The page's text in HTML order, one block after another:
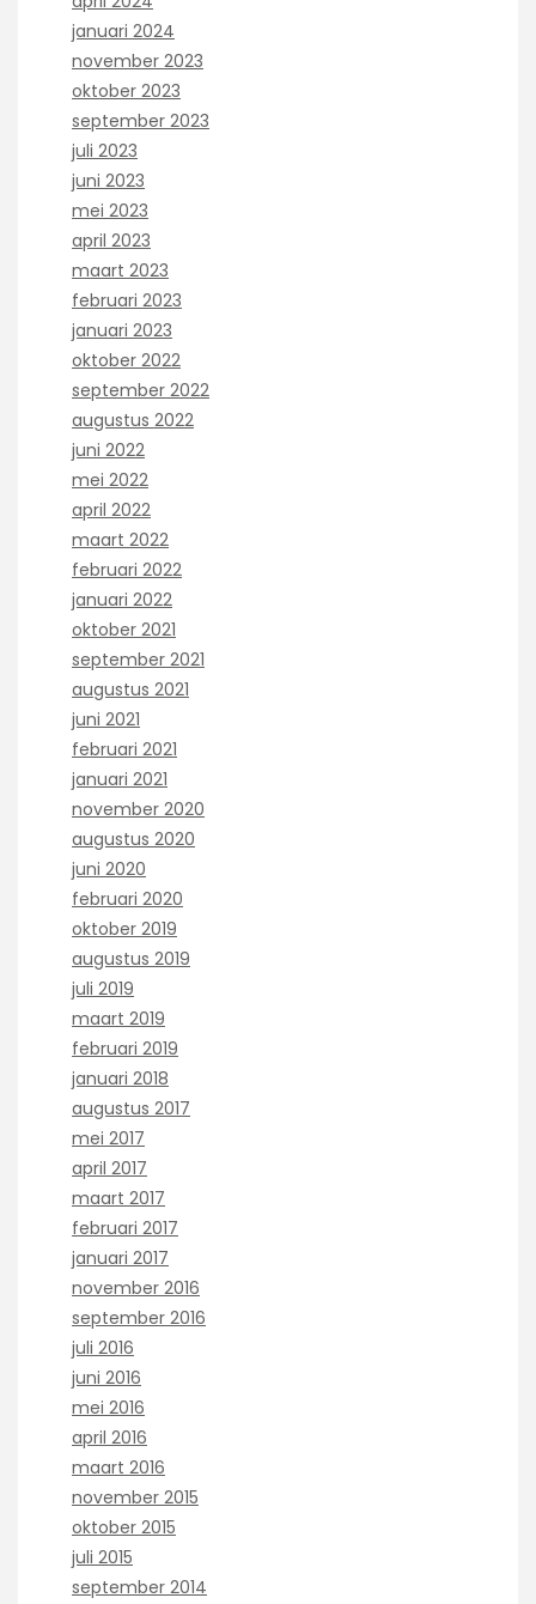
januari 2024
november 2023
oktober 2023
september 2023
juli 2023
juni 2023
mei 2023
april 2023
maart 2023
februari 2023
januari 2023
oktober 2022
september 2022
augustus 2022
juni 2022
mei 2022
april 2022
maart 2022
februari 2022
januari 2022
oktober 2021
september 2021
augustus 2021
juni 2021
februari 2021
januari 2021
november 2020
augustus 2020
juni 2020
februari 2020
oktober 2019
augustus 2019
juli 2019
maart 2019
februari 2019
januari 2018
augustus 2017
mei 2017
april 2017
maart 2017
februari 2017
januari 2017
november 2016
september 2016
juli 2016
juni 2016
mei 2016
april 2016
maart 2016
november 2015
oktober 2015
juli 2015
september 2014